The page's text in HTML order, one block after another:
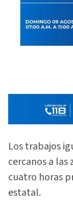
Los trabajos
cercanos a
cuatro horas
estatal.